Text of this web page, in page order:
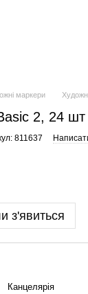
маркери
2, 24
811637
з'явиться
Канцелярія